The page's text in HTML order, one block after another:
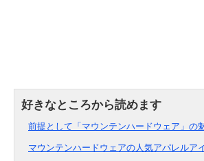
前提として「マウンテンハードウェア」の
マウンテンハードウェアの人気アパレルア